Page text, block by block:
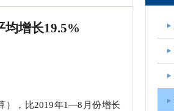
民营企业
增长19.5%
），比2019年1—8月份增长